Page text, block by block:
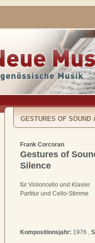
GESTURES OF SOUND
Frank Corcoran
Gestures of
Silence
für Violoncello und Klavier
Partitur und Cello-Stimme
Kompositionsjahr: 1976 ,